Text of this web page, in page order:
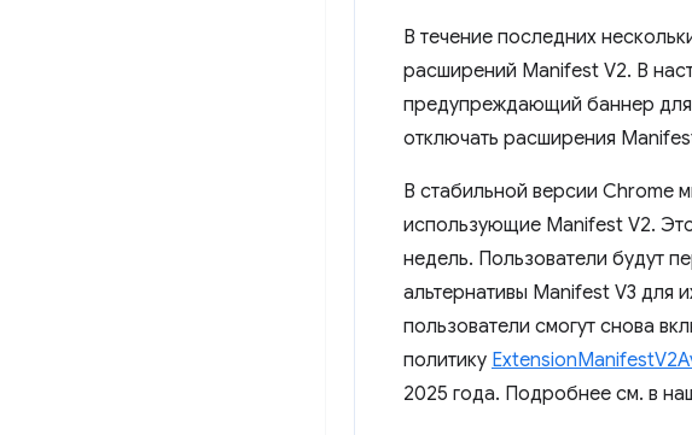
В течение последних
расширений Manifest V2. В
предупреждающий баннер для
отключать расширения
В стабильной версии Chrome
использующие Manifest V2.
недель. Пользователи будут
альтернативы Manifest V3 для
пользователи смогут снова
политику
2025 года. Подробнее см. в